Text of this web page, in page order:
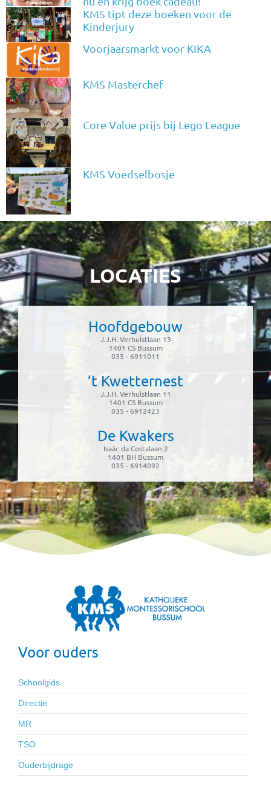
KMS tipt deze boeken voor de
Kinderjury
Voorjaarsmarkt voor KIKA
KMS Masterchef
Core Value prijs bij Lego League
KMS Voedselbosje
LOCATIES
Hoofdgebouw
J.J.H. Verhulstlaan 13
1401 CS Bussum
035 - 6911011
’t Kwetternest
J.J.H. Verhulstlaan 11
1401 CS Bussum
035 - 6912423
De Kwakers
Isaäc da Costalaan 2
1401 BH Bussum
035 - 6914092
Voor ouders
Schoolgids
Directie
MR
TSO
Ouderbijdrage